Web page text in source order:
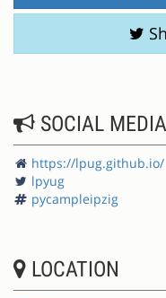
SOCIAL MEDIA
https://lpug.github.io/
lpyug
pycampleipzig
LOCATION